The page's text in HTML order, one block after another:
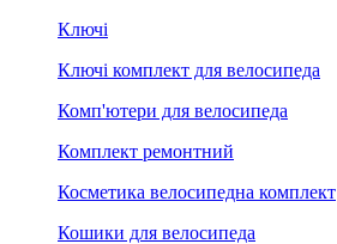
Ключі
Ключі комплект для велосипеда
Комп'ютери для велосипеда
Комплект ремонтний
Косметика велосипедна комплект
Кошики для велосипеда